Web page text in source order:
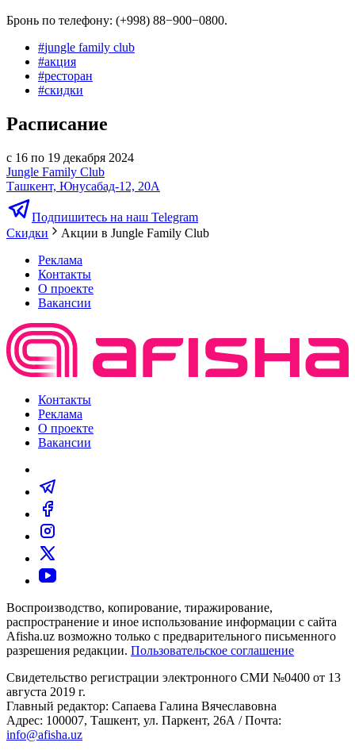
Бронь по телефону: (+998) 88−900−0800.
#jungle family club
#акция
#ресторан
#скидки
Расписание
с 16 по 19 декабря 2024
Jungle Family Club
Ташкент, Юнусабад-12, 20А
Подпишитесь на наш Telegram
Скидки
Акции в Jungle Family Club
Реклама
Контакты
О проекте
Вакансии
Контакты
Реклама
О проекте
Вакансии
Воспроизводство, копирование, тиражирование,
распространение и иное использование информации с сайта
Afisha.uz возможно только с предварительного письменного
разрешения редакции. Пользовательское соглашение
Свидетельство регистрации электронного СМИ №0400 от 13
августа 2019 г.
Главный редактор: Сапаева Галина Вячеславовна
Адрес: 100007, Ташкент, ул. Паркент, 26А / Почта:
info@afisha.uz